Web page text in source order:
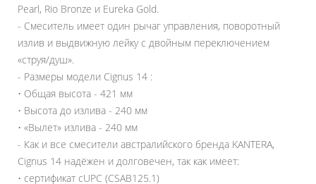
Pearl, Rio Bronze и Eureka Gold.
- Смеситель имеет один рычаг управления, поворотный
излив и выдвижную лейку с двойным переключением
«струя/душ».
- Размеры модели Cignus 14 :
• Общая высота - 421 мм
• Высота до излива - 240 мм
• «Вылет» излива - 240 мм
- Как и все смесители австралийского бренда KANTERA,
Cignus 14 надёжен и долговечен, так как имеет:
• сертификат cUPC (CSAB125.1)